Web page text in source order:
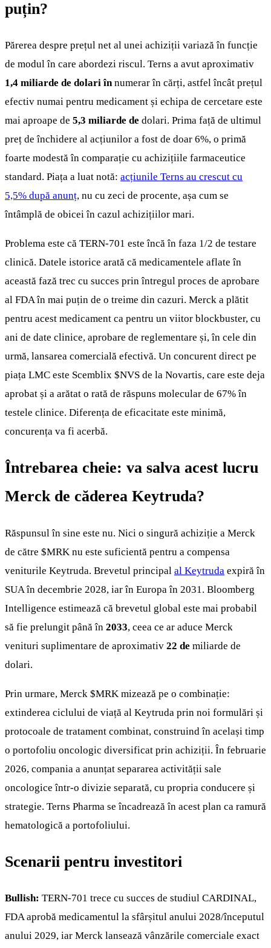
puțin?
Părerea despre prețul net al unei achiziții variază în funcție
de modul în care abordezi riscul. Terns a avut aproximativ
1,4 miliarde de dolari înnumerar în cărți, astfel încât prețul
efectiv numai pentru medicament și echipa de cercetare este
mai aproape de 5,3 miliarde de dolari. Prima față de ultimul
preț de închidere al acțiunilor a fost de doar 6%, o primă
foarte modestă în comparație cu achizițiile farmaceutice
standard. Piața a luat notă: acțiunile Terns au crescut cu
5,5% după anunț, nu cu zeci de procente, așa cum se
întâmplă de obicei în cazul achizițiilor mari.
Problema este că TERN-701 este încă în faza 1/2 de testare
clinică. Datele istorice arată că medicamentele aflate în
această fază trec cu succes prin întregul proces de aprobare
al FDA în mai puțin de o treime din cazuri. Merck a plătit
pentru acest medicament ca pentru un viitor blockbuster, cu
ani de date clinice, aprobare de reglementare și, în cele din
urmă, lansarea comercială efectivă. Un concurent direct pe
piața LMC este Scemblix $NVS de la Novartis, care este deja
aprobat și a arătat o rată de răspuns molecular de 67% în
testele clinice. Diferența de eficacitate este minimă,
concurența va fi acerbă.
Întrebarea cheie: va salva acest lucru
Merck de căderea Keytruda?
Răspunsul în sine este nu. Nici o singură achiziție a Merck
de către $MRK nu este suficientă pentru a compensa
veniturile Keytruda. Brevetul principal al Keytruda expiră în
SUA în decembrie 2028, iar în Europa în 2031. Bloomberg
Intelligence estimează că brevetul global este mai probabil
să fie prelungit până în 2033, ceea ce ar aduce Merck
venituri suplimentare de aproximativ 22 de miliarde de
dolari.
Prin urmare, Merck $MRK mizează pe o combinație:
extinderea ciclului de viață al Keytruda prin noi formulări și
protocoale de tratament combinat, construind în același timp
o portofoliu oncologic diversificat prin achiziții. În februarie
2026, compania a anunțat separarea activității sale
oncologice într-o divizie separată, cu propria conducere și
strategie. Terns Pharma se încadrează în acest plan ca ramură
hematologică a portofoliului.
Scenarii pentru investitori
Bullish: TERN-701 trece cu succes de studiul CARDINAL,
FDA aprobă medicamentul la sfârșitul anului 2028/începutul
anului 2029, iar Merck lansează vânzările comerciale exact